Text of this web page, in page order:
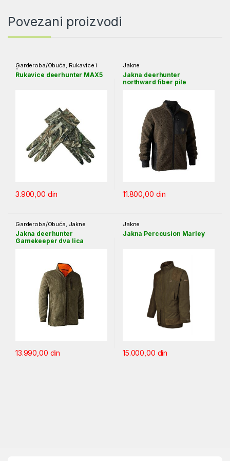
Povezani proizvodi
Garderoba/Obuća, Rukavice i
čarape
Rukavice deerhunter MAX5
3.900,00 din
Jakne
Jakna deerhunter
northward fiber pile
11.800,00 din
Garderoba/Obuća, Jakne
Jakna deerhunter
Gamekeeper dva lica
13.990,00 din
Jakne
Jakna Perccusion Marley
15.000,00 din